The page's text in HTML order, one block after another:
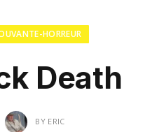
HORREUR
Death
BY ERIC